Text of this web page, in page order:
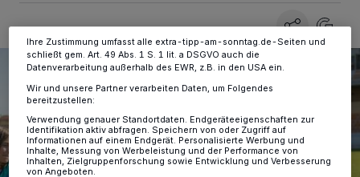
Ihre Zustimmung umfasst alle extra-tipp-am-sonntag.de-Seiten und
schließt gem. Art. 49 Abs. 1 S. 1 lit. a DSGVO auch die
Datenverarbeitung außerhalb des EWR, z.B. in den USA ein.
Wir und unsere Partner verarbeiten Daten, um Folgendes
bereitzustellen:
Verwendung genauer Standortdaten. Endgeräteeigenschaften zur
Identifikation aktiv abfragen. Speichern von oder Zugriff auf
Informationen auf einem Endgerät. Personalisierte Werbung und
Inhalte, Messung von Werbeleistung und der Performance von
Inhalten, Zielgruppenforschung sowie Entwicklung und Verbesserung
von Angeboten.